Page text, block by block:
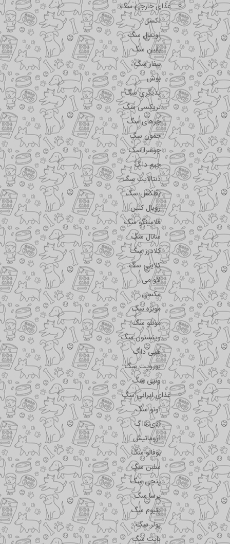
غذای خارجی سگ
اکسل
اویمال سگ
بابین سگ
بیفار سگ
بوش
پدیگری سگ
تریکسی سگ
جرهای سگ
جمون سگ
جوسرا سگ
جیم داگ
دنتالایت سگ
رفلکس سگ
رویال کنین
فلامینگو سگ
سانال سگ
کلادرز سگ
کلاینی سگ
لاو می
مکسی
مونژه سگ
مونلو سگ
وینستون سگ
هپی داگ
یوروپت سگ
ونپی سگ
غذای ایرانی سگ
اونو سگ
آدی داگ
اروماتیش
بوفالو سگ
سلبن سگ
پتچی سگ
پرسا سگ
پتیوم سگ
پولر سگ
تاپت سگ